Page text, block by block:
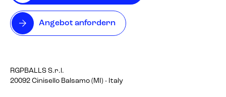
Angebot anfordern
RGPBALLS S.r.l.
20092 Cinisello Balsamo (MI) - Italy